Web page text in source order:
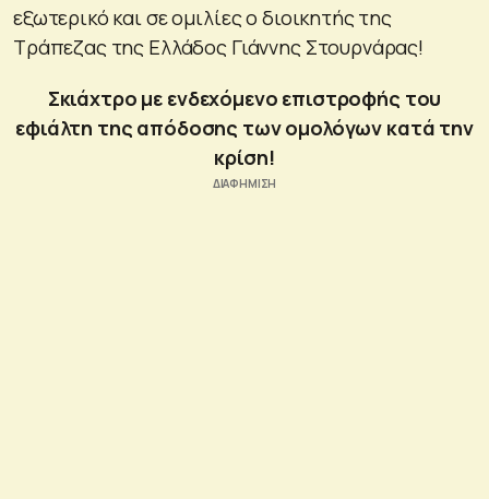
εξωτερικό και σε ομιλίες ο διοικητής της
Τράπεζας της Ελλάδος Γιάννης Στουρνάρας!
Σκιάχτρο με ενδεχόμενο επιστροφής του
εφιάλτη της απόδοσης των ομολόγων κατά την
κρίση!